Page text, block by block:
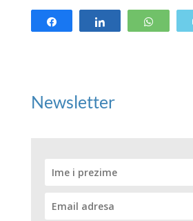
Newsletter